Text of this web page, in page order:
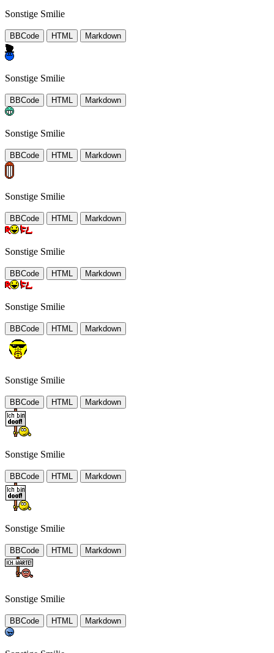
Sonstige Smilie
BBCode HTML Markdown
Sonstige Smilie
BBCode HTML Markdown
Sonstige Smilie
BBCode HTML Markdown
Sonstige Smilie
BBCode HTML Markdown
Sonstige Smilie
BBCode HTML Markdown
Sonstige Smilie
BBCode HTML Markdown
Sonstige Smilie
BBCode HTML Markdown
Sonstige Smilie
BBCode HTML Markdown
Sonstige Smilie
BBCode HTML Markdown
Sonstige Smilie
BBCode HTML Markdown